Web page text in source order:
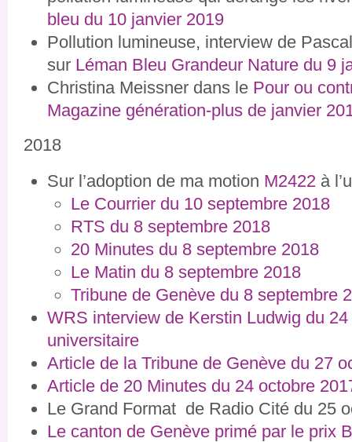
bleu du 10 janvier 2019
Pollution lumineuse, interview de
sur Léman Bleu Grandeur Nature du 9
Christina Meissner dans le Pour ou
Magazine génération-plus de janvier
2018
Sur l’adoption de ma motion M2422 à
Le Courrier du 10 septembre 2018
RTS du 8 septembre 2018
20 Minutes du 8 septembre 2018
Le Matin du 8 septembre 2018
Tribune de Genève du 8 septembre
WRS interview de Kerstin Ludwig du
universitaire
Article de la Tribune de Genève du 27
Article de 20 Minutes du 24 octobre
Le Grand Format de Radio Cité du 25
Le canton de Genève primé par le prix